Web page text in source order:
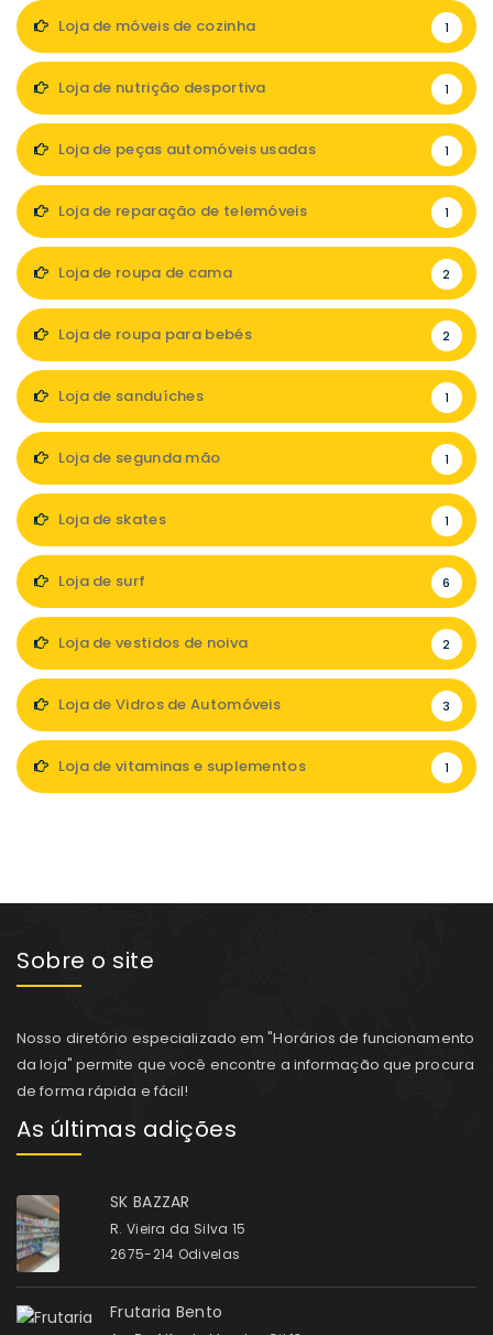
Loja de móveis de cozinha 1
Loja de nutrição desportiva 1
Loja de peças automóveis usadas 1
Loja de reparação de telemóveis 1
Loja de roupa de cama 2
Loja de roupa para bebés 2
Loja de sanduíches 1
Loja de segunda mão 1
Loja de skates 1
Loja de surf 6
Loja de vestidos de noiva 2
Loja de Vidros de Automóveis 3
Loja de vitaminas e suplementos 1
Sobre o site
Nosso diretório especializado em "Horários de funcionamento
da loja" permite que você encontre a informação que procura
de forma rápida e fácil!
As últimas adições
SK BAZZAR
R. Vieira da Silva 15
2675-214 Odivelas
Frutaria Bento